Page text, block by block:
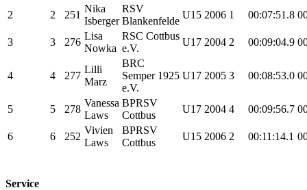
2 2 251
Nika
Isberger
RSV
Blankenfelde
U15 2006 1 00:07:51.8
3 3 276
Lisa
Nowka
RSC Cottbus
e.V.
U17 2004 2 00:09:04.9
4 4 277
Lilli
Marz
BRC
Semper 1925
e.V.
U17 2005 3 00:08:53.0
5 5 278
Vanessa
Laws
BPRSV
Cottbus
U17 2004 4 00:09:56.7
6 6 252
Vivien
Laws
BPRSV
Cottbus
U15 2006 2 00:11:14.1
Service